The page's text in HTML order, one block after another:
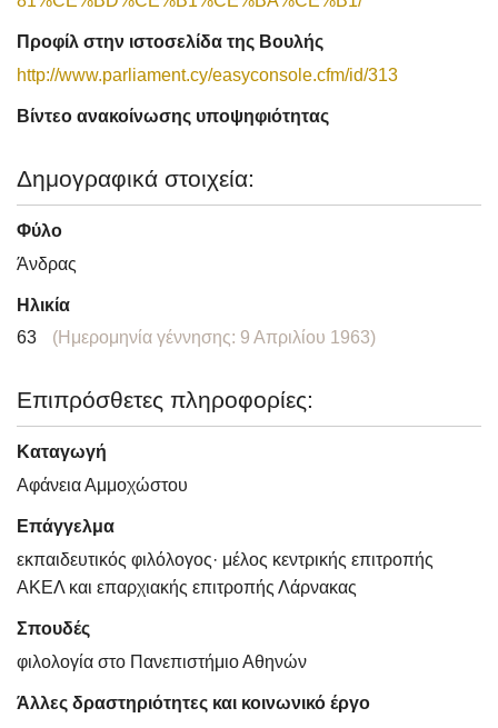
Προφίλ στην ιστοσελίδα της Βουλής
http://www.parliament.cy/easyconsole.cfm/id/313
Βίντεο ανακοίνωσης υποψηφιότητας
Δημογραφικά στοιχεία:
Φύλο
Άνδρας
Ηλικία
63
(Ημερομηνία γέννησης: 9 Απριλίου 1963)
Επιπρόσθετες πληροφορίες:
Καταγωγή
Αφάνεια Αμμοχώστου
Επάγγελμα
εκπαιδευτικός φιλόλογος· μέλος κεντρικής επιτροπής
ΑΚΕΛ και επαρχιακής επιτροπής Λάρνακας
Σπουδές
φιλολογία στο Πανεπιστήμιο Αθηνών
Άλλες δραστηριότητες και κοινωνικό έργο